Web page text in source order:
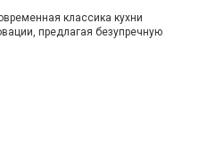
классика кухни
предлагая безупречную